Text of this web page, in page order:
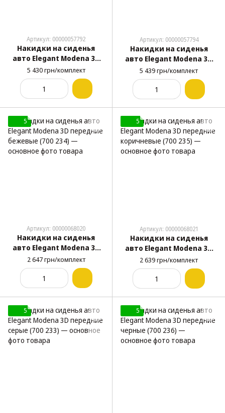
Артикул: 00000057792
Накидки на сиденья
авто Elegant Modena 3D
комплект черные (700
136)
5 430 грн/комплект
Артикул: 00000057794
Накидки на сиденья
авто Elegant Modena 3D
комплект коричневые
(700 137)
5 439 грн/комплект
5
Артикул: 00000068020
Накидки на сиденья
авто Elegant Modena 3D
передние бежевые (700
234)
2 647 грн/комплект
5
Артикул: 00000068021
Накидки на сиденья
авто Elegant Modena 3D
передние коричневые
(700 235)
2 639 грн/комплект
5 5